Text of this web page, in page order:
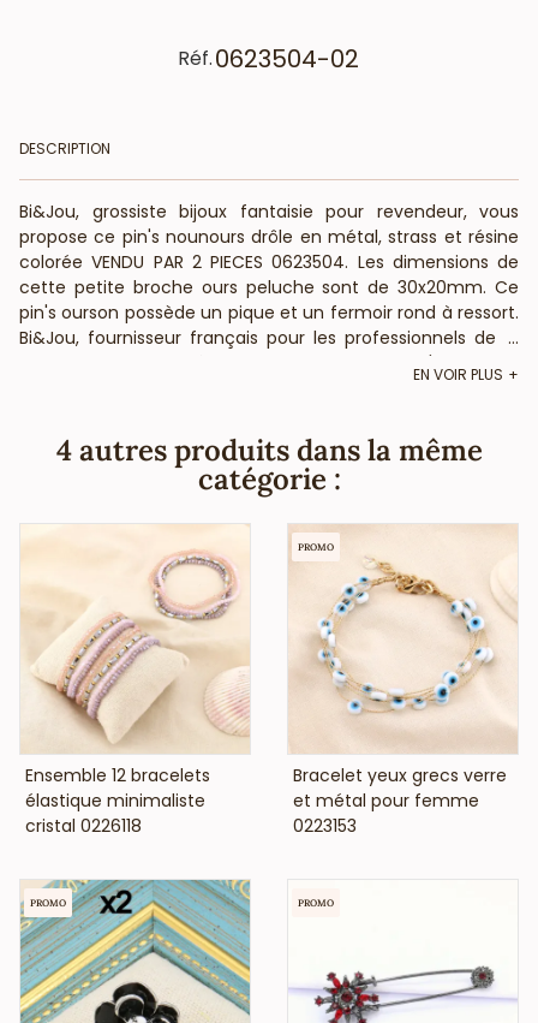
Réf.0623504-02
DESCRIPTION
Bi&Jou, grossiste bijoux fantaisie pour revendeur, vous
propose ce pin's nounours drôle en métal, strass et résine
colorée VENDU PAR 2 PIECES 0623504. Les dimensions de
cette petite broche ours peluche sont de 30x20mm. Ce
pin's ourson possède un pique et un fermoir rond à ressort.
Bi&Jou, fournisseur français pour les professionnels de la
mode et de la beauté, vous annonce que ce pin's fantaisie
en métal et strass ne contient pas de nickel, plomb ni
françaises et européennes).
...
EN VOIR PLUS
4 autres produits dans la même
catégorie :
VOIR LE PRIX
Ensemble 12 bracelets
élastique minimaliste
cristal 0226118
VOIR LE PRIX
Bracelet yeux grecs verre
et métal pour femme
0223153
PROMO
PROMO PROMO